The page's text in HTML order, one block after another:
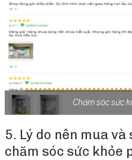
Chăm sóc sức
5. Lý do nên mua
chăm sóc sức khỏe